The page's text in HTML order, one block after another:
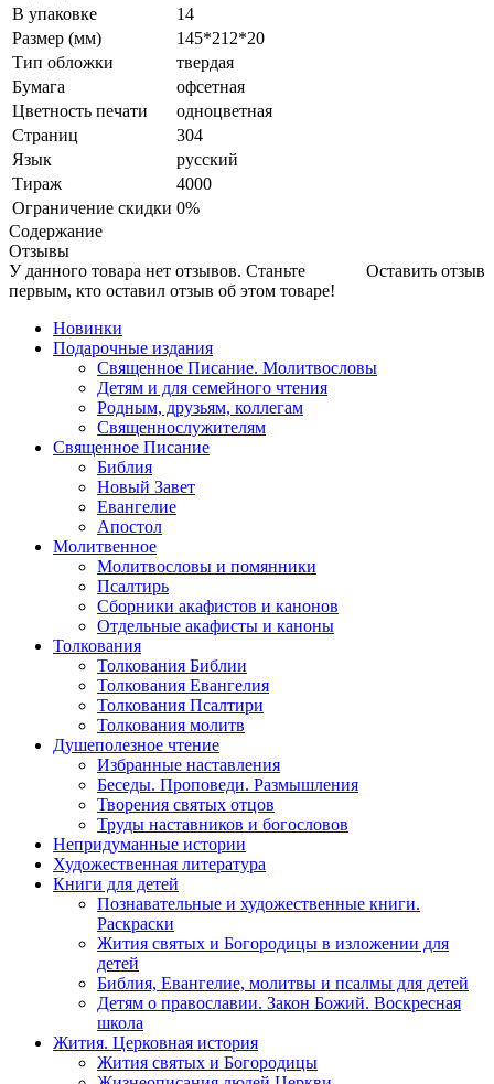
В упаковке
14
Размер (мм)
145*212*20
Тип обложки
твердая
Бумага
офсетная
Цветность печати
одноцветная
Страниц
304
Язык
русский
Тираж
4000
Ограничение скидки 0%
Содержание
Отзывы
Оставить отзыв
У данного товара нет отзывов. Станьте
первым, кто оставил отзыв об этом товаре!
Новинки
Подарочные издания
Священное Писание. Молитвословы
Детям и для семейного чтения
Родным, друзьям, коллегам
Священнослужителям
Священное Писание
Библия
Новый Завет
Евангелие
Апостол
Молитвенное
Молитвословы и помянники
Псалтирь
Сборники акафистов и канонов
Отдельные акафисты и каноны
Толкования
Толкования Библии
Толкования Евангелия
Толкования Псалтири
Толкования молитв
Душеполезное чтение
Избранные наставления
Беседы. Проповеди. Размышления
Творения святых отцов
Труды наставников и богословов
Непридуманные истории
Художественная литература
Книги для детей
Познавательные и художественные книги.
Раскраски
Жития святых и Богородицы в изложении для
детей
Библия, Евангелие, молитвы и псалмы для детей
Детям о православии. Закон Божий. Воскресная
школа
Жития. Церковная история
Жития святых и Богородицы